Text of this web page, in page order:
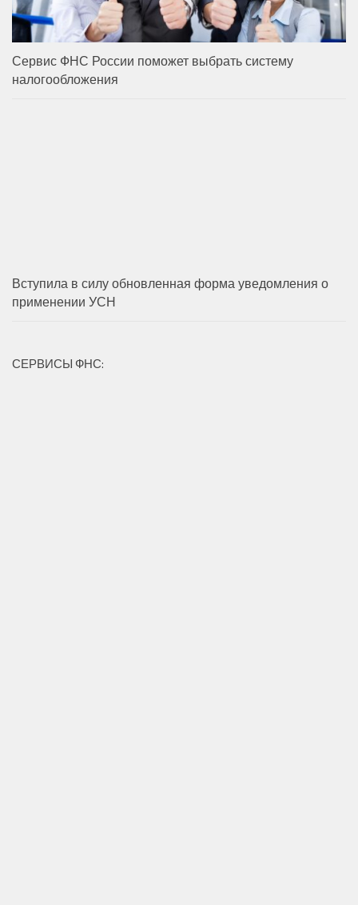
Сервис ФНС России поможет выбрать систему
налогообложения
Вступила в силу обновленная форма уведомления о
применении УСН
СЕРВИСЫ ФНС: